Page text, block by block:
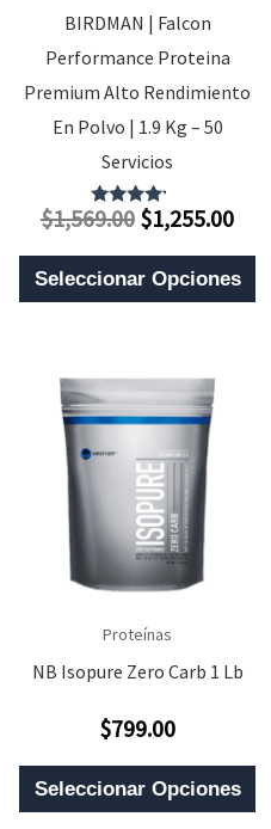
Múltiples
Variantes.
Producto
BIRDMAN | Falcon
Performance Proteina
Premium Alto Rendimiento
En Polvo | 1.9 Kg – 50
Servicios
Valorado
4.00
$1,569.00 El
Original
Era:
$1,255.00El
Es:
Seleccionar Opciones
Proteínas
NB Isopure Zero Carb 1 Lb
Valorado
0
De
5
$799.00
Seleccionar Opciones